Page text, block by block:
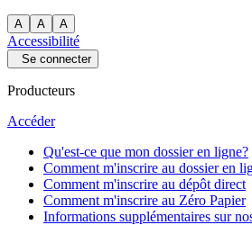
A A A
Accessibilité
Se connecter
Producteurs
Accéder
Qu'est-ce que mon dossier en ligne?
Comment m'inscrire au dossier en
Comment m'inscrire au dépôt direct
Comment m'inscrire au Zéro Papier
Informations supplémentaires sur